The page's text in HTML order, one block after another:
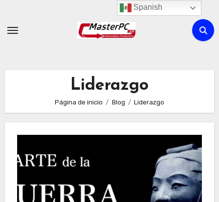
contenido
Liderazgo
Página de inicio Blog Liderazgo
Spanish